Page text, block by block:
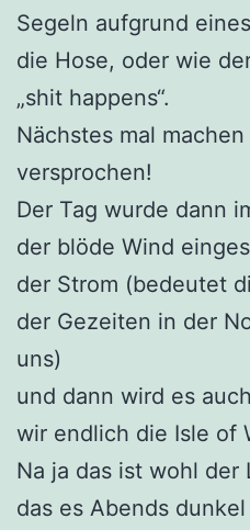
Segeln aufgrund
die Hose, oder wie
„shit happens“.
Nächstes mal
versprochen!
Der Tag wurde dann
der blöde Wind
der Strom (bedeutet
der Gezeiten in der
uns)
und dann wird es
wir endlich die Isle of
Na ja das ist wohl der
das es Abends